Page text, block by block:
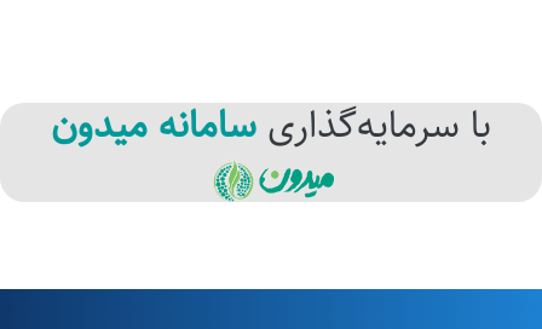
با سرمایه‌گذاری سامانه میدون